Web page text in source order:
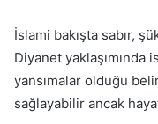
İslami bakışta sabır,
Diyanet yaklaşımında
yansımalar olduğu
sağlayabilir ancak